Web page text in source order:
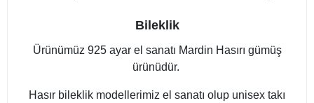
Bileklik
Ürünümüz 925 ayar el sanatı Mardin Hasırı gümüş
ürünüdür.
Hasır bileklik modellerimiz el sanatı olup unisex takı